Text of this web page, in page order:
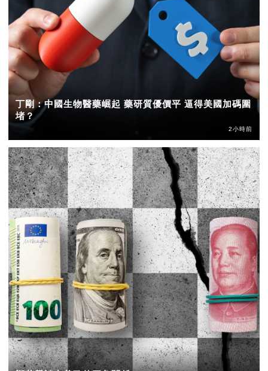
丁剛：中國生物醫藥崛起 藥研質優價平 逼得美國加碼圍
堵？
2小時前